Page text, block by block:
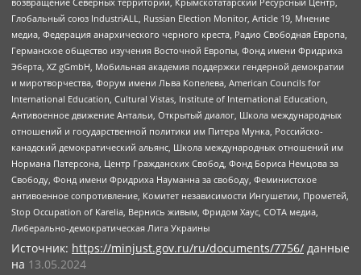
Глобальный союз IndustriALL, Russian Election Monitor, Article 19, Мнение
медиа, Федерация анархического черного креста, Радио Свободная Европа,
Германское общество изучения Восточной Европы, Фонд имени Фридриха
Эберта, XZ gGmbH, Мобильная академия поддержки гендерной демократии
и миротворчества, Форум имени Льва Копелева, American Councils for
International Education, Cultural Vistas, Institute of International Education,
Антивоенное движение Антальи, Открытый диалог, Школа международных
отношений и государственной политики им Питера Мунка, Российско-
канадский демократический альянс, Школа международных отношений им
Нормана Патерсона, Центр Гражданских Свобод, Фонд Бориса Немцова за
Свободу, Фонд имени Фридриха Науманна за свободу, Феминистское
антивоенное сопротивление, Комитет независимости Ингушетии, Прометей,
Stop Occupation of Karelia, Вернись живым, Фридом Хаус, СОТА медиа,
Либерально-демократическая Лига Украины
Источник: https://minjust.gov.ru/ru/documents/7756/ данные
на 13.05.2024